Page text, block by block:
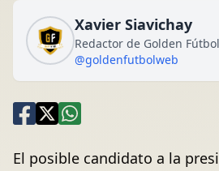
Xavier Siavichay
Redactor de Golden Fútbol
@goldenfutbolweb
El posible candidato a la